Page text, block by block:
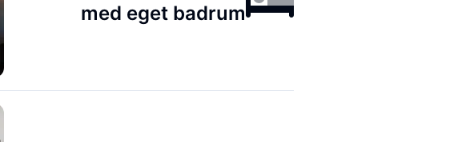
med eget badrum